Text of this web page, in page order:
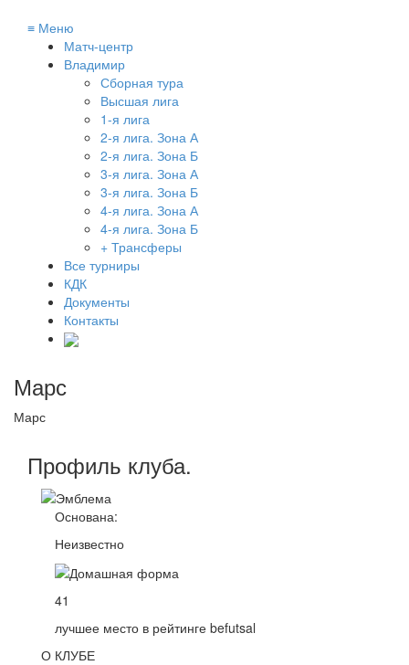
≡ Меню
Матч-центр
Владимир
Сборная тура
Высшая лига
1-я лига
2-я лига. Зона А
2-я лига. Зона Б
3-я лига. Зона А
3-я лига. Зона Б
4-я лига. Зона А
4-я лига. Зона Б
+ Трансферы
Все турниры
КДК
Документы
Контакты
Марс
Марс
Профиль клуба.
Основана:
Неизвестно
41
лучшее место в рейтинге befutsal
О КЛУБЕ